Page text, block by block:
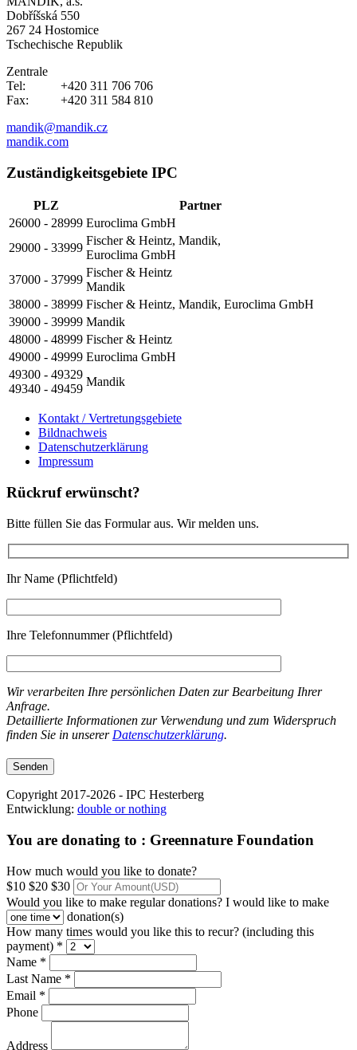
Dobříšská 550
267 24 Hostomice
Tschechische Republik
Zentrale
Tel: +420 311 706 706
Fax: +420 311 584 810
mandik@mandik.cz
mandik.com
Zuständigkeitsgebiete IPC
PLZ
Partner
26000 - 28999 Euroclima GmbH
29000 - 33999
Fischer & Heintz, Mandik,
Euroclima GmbH
37000 - 37999
Fischer & Heintz
Mandik
38000 - 38999 Fischer & Heintz, Mandik, Euroclima GmbH
39000 - 39999 Mandik
48000 - 48999 Fischer & Heintz
49000 - 49999 Euroclima GmbH
49300 - 49329
49340 - 49459
Mandik
Kontakt / Vertretungsgebiete
Bildnachweis
Datenschutzerklärung
Impressum
Rückruf erwünscht?
Bitte füllen Sie das Formular aus. Wir melden uns.
Ihr Name (Pflichtfeld)
Ihre Telefonnummer (Pflichtfeld)
Wir verarbeiten Ihre persönlichen Daten zur Bearbeitung Ihrer
Anfrage.
Detaillierte Informationen zur Verwendung und zum Widerspruch
finden Sie in unsererDatenschutzerklärung.
Copyright 2017-2026 - IPC Hesterberg
Entwicklung: double or nothing
You are donating to : Greennature Foundation
How much would you like to donate?
$10 $20 $30
Would you like to make regular donations? I would like to make
donation(s)
How many times would you like this to recur? (including this
payment) *
Name *
Last Name *
Email *
Phone
Address